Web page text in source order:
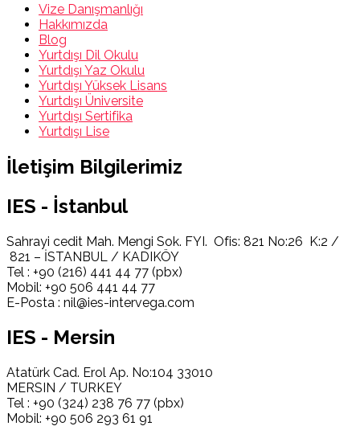
Vize Danışmanlığı
Hakkımızda
Blog
Yurtdışı Dil Okulu
Yurtdışı Yaz Okulu
Yurtdışı Yüksek Lisans
Yurtdışı Üniversite
Yurtdışı Sertifika
Yurtdışı Lise
İletişim Bilgilerimiz
IES - İstanbul
Sahrayi cedit Mah. Mengi Sok. FYI. Ofis: 821 No:26 K:2 /
821 – İSTANBUL / KADIKÖY
Tel : +90 (216) 441 44 77 (pbx)
Mobil: +90 506 441 44 77
E-Posta : nil@ies-intervega.com
IES - Mersin
Atatürk Cad. Erol Ap. No:104 33010
MERSIN / TURKEY
Tel : +90 (324) 238 76 77 (pbx)
Mobil: +90 506 293 61 91